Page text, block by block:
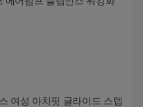
여성 아치핏 글라이드 스텝